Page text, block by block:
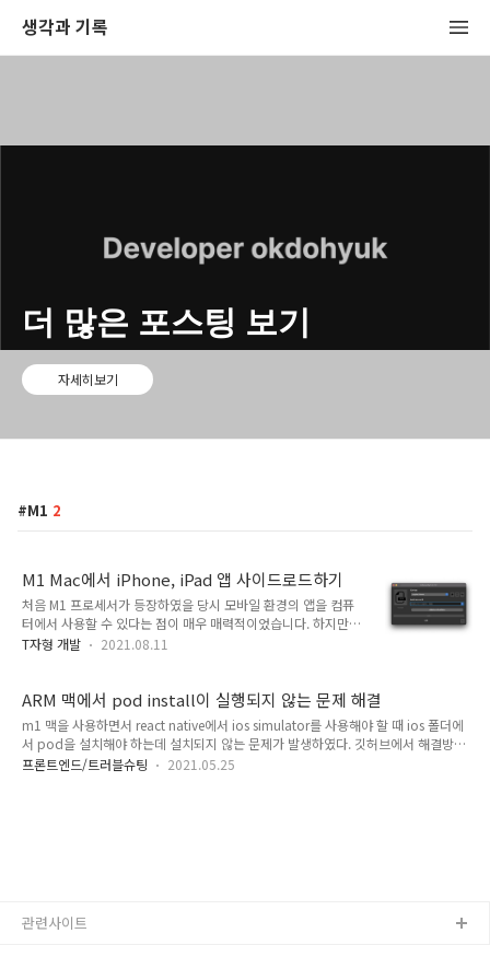
생각과 기록
더 많은 포스팅 보기
자세히보기
M1 2
M1 Mac에서 iPhone, iPad 앱 사이드로드하기
처음 M1 프로세서가 등장하였을 당시 모바일 환경의 앱을 컴퓨
터에서 사용할 수 있다는 점이 매우 매력적이었습니다. 하지만,
애플의 정책 변경에 따라 사이드로드는 개발자가 허용한 앱만 가
문제점이 있어 상위 버전으로 업데이트할 수밖에 없게 되었습니
다. 이 포스팅에서는 MacOS 11.3 이상에서 모바일용 앱을 사이
드로드 할 수 있는 방법을 설명합니다. 먼저 가장 중요한 준비물
로 iOS 14.3 이하인 탈옥 장치가 필요합니다. iPhone or iPad
설정 시디아 앱을 실행하여 오픈SSH를 설치해줍니다. 소스 > 편
T자형 개발 2021.08.11
ARM 맥에서 pod install이 실행되지 않는 문제 해결
m1 맥을 사용하면서 react native에서 ios simulator를 사용해야 할 때 ios 폴더에
서 pod을 설치해야 하는데 설치되지 않는 문제가 발생하였다. 깃허브에서 해결방법
을 찾을 수 있었다. arch -x86_64 sudo gem install cocoapods arch -x86_64
프론트엔드/트러블슈팅 2021.05.25
관련사이트